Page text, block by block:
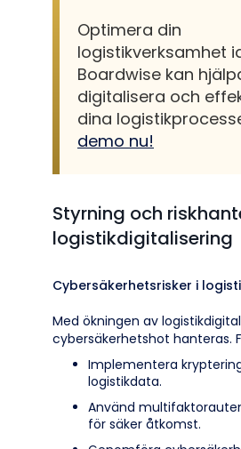
Optimera din
logistikverksamhet
Boardwise kan
digitalisera och
dina
demo nu!
Styrning och
logistikdigitalisering
Cybersäkerhetsrisker i
Med ökningen av
cybersäkerhetshot hanteras.
Implementera
logistikdata.
Använd
för säker åtkomst.